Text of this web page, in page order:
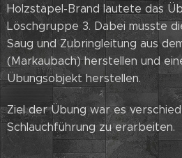
Holzstapel-Brand lautete das
Löschgruppe 3. Dabei musste
Saug und Zubringleitung aus
(Markaubach) herstellen und
Übungsobjekt herstellen.
Ziel der Übung war es
Schlauchführung zu erarbeiten.